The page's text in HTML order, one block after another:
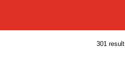
301 result